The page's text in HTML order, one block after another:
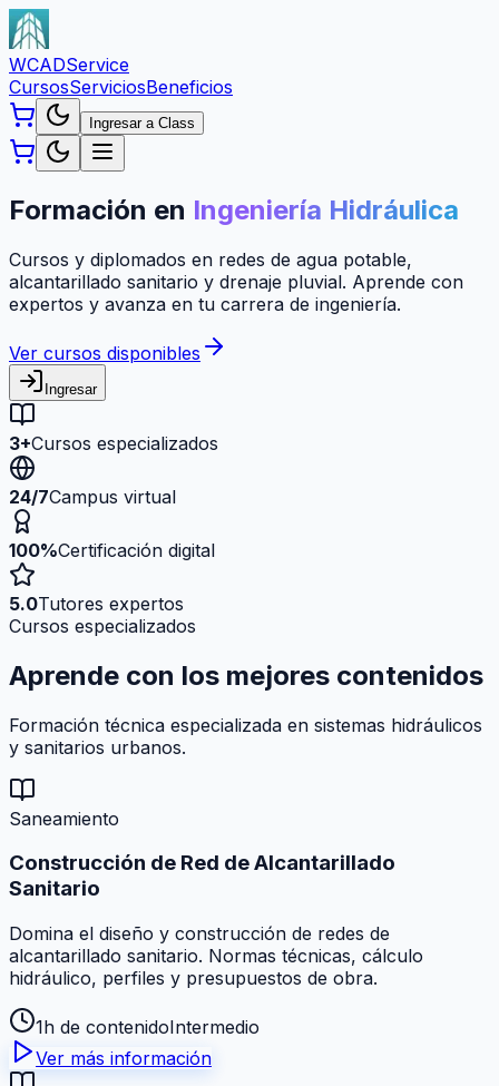
WCADService
CursosServiciosBeneficios
Ingresar a Class
Formación en Ingeniería Hidráulica
Cursos y diplomados en redes de agua potable,
alcantarillado sanitario y drenaje pluvial. Aprende con
expertos y avanza en tu carrera de ingeniería.
Ver cursos disponibles
Ingresar
3+Cursos especializados
24/7Campus virtual
100%Certificación digital
5.0Tutores expertos
Cursos especializados
Aprende con los mejores contenidos
Formación técnica especializada en sistemas hidráulicos
y sanitarios urbanos.
Saneamiento
Construcción de Red de Alcantarillado
Sanitario
Domina el diseño y construcción de redes de
alcantarillado sanitario. Normas técnicas, cálculo
hidráulico, perfiles y presupuestos de obra.
1h de contenidoIntermedio
Ver más información